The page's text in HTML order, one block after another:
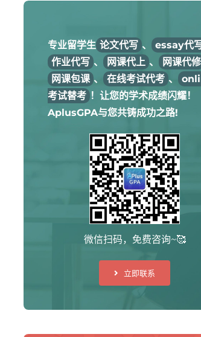
专业留学生 论文代写 、 essay代
作业代写 、 网课代上 、 网课代修
网课包课 、 在线考试代考 、
考试替考 ！让您的学术成绩闪耀！
AplusGPA与您共铸成功之路!
微信扫码，免费咨询~🥰
立即联系